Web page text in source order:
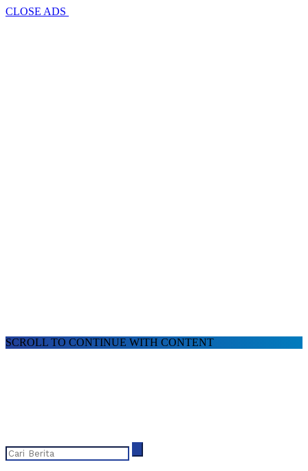
CLOSE ADS
SCROLL TO CONTINUE WITH CONTENT